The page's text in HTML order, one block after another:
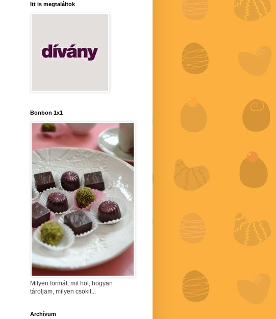
Itt is megtaláltok
Bonbon 1x1
Milyen formát, mit hol, hogyan
tároljam, milyen csokit...
Archívum